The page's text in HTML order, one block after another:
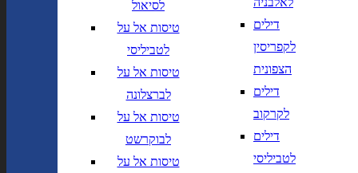
לסיאול
טיסות אל על
לטביליסי
טיסות אל על
לברצלונה
טיסות אל על
לבוקרשט
טיסות אל על
דילים
לקפריסין
הצפונית
דילים
לקרקוב
דילים
לטביליסי
שנה בשתי ספרות
לוודא בחירת יעד לפני בחירת
תאריך,
DD/MM/YY
ספרות קו נטוי חודש בשתי ספרות
קו נטוי שנה בשתי ספרות
נחיתה ב